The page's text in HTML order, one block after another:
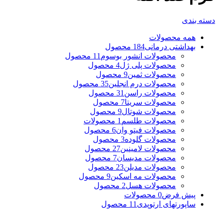
دسته بندی
همه محصولات
بهداشتی درمانی184 محصول
محصولات انشور بوسوم 11 محصول
محصولات پلی ژل4 محصول
محصولات ثمین9 محصول
محصولات درم انجلین35 محصول
محصولات راسن 31 محصول
محصولات سریتا7 محصول
محصولات شوتال9 محصول
محصولات طلسم 1 محصولات
محصولات فیتو وان6 محصول
محصولات گلوده3 محصول
محصولات لامینین27 محصول
محصولات مدیسان7 محصول
محصولات مدیلن23 محصول
محصولات مه اسکین9 محصول
محصولات هسل2 محصول
پیش فرض0 محصولات
ساپورتهای ارتوپدی 11 محصول